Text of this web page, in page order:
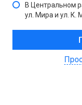
В Центральном
ул. Мира и ул. К.